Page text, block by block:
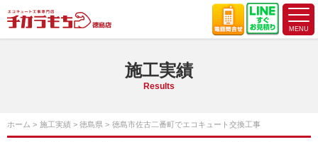
施工実績
Results
ホーム 施工実績 徳島県 徳島市佐古二番町でエコキュート交換工事